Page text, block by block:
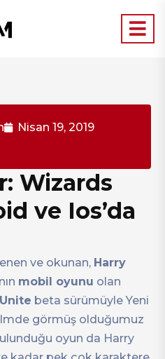
Nisan 19, 2019
Wizards
ve Ios’da
ve okunan, Harry
mobil oyunu olan
beta sürümüyle Yeni
görmüş olduğumuz
oyun da Harry